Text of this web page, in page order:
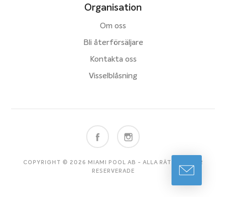
Organisation
Om oss
Bli återförsäljare
Kontakta oss
Visselblåsning
COPYRIGHT © 2026 MIAMI POOL AB - ALLA RÄTTIGHETER
RESERVERADE